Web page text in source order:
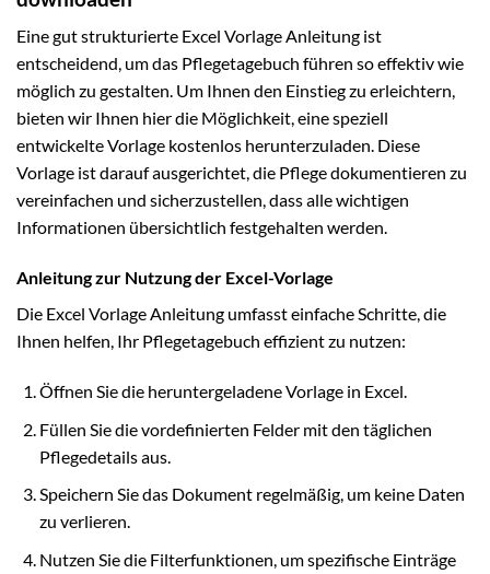
Eine gut strukturierte Excel Vorlage Anleitung ist
entscheidend, um das Pflegetagebuch führen so effektiv wie
möglich zu gestalten. Um Ihnen den Einstieg zu erleichtern,
bieten wir Ihnen hier die Möglichkeit, eine speziell
entwickelte Vorlage kostenlos herunterzuladen. Diese
Vorlage ist darauf ausgerichtet, die Pflege dokumentieren zu
vereinfachen und sicherzustellen, dass alle wichtigen
Informationen übersichtlich festgehalten werden.
Anleitung zur Nutzung der Excel-Vorlage
Die Excel Vorlage Anleitung umfasst einfache Schritte, die
Ihnen helfen, Ihr Pflegetagebuch effizient zu nutzen:
Öffnen Sie die heruntergeladene Vorlage in Excel.
Füllen Sie die vordefinierten Felder mit den täglichen
Pflegedetails aus.
Speichern Sie das Dokument regelmäßig, um keine Daten
zu verlieren.
Nutzen Sie die Filterfunktionen, um spezifische Einträge